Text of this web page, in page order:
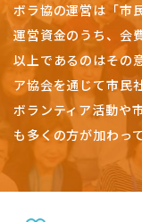
ボラ協の運営は「市
運営資金のうち、会
以上であるのはその
ア協会を通じて市民
ボランティア活動や
も多くの方が加わっ